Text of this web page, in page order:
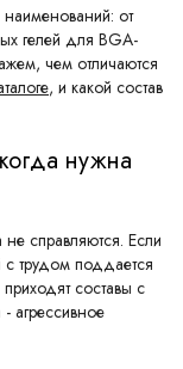
наименований: от
гелей для BGA-
чем отличаются
, и какой состав
нужна
не справляются. Если
с трудом поддается
составы с
агрессивное